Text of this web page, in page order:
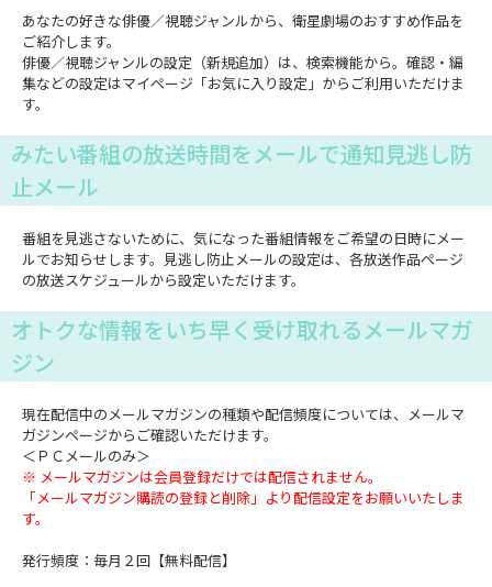
あなたの好きな俳優／視聴ジャンルから、衛星劇場のおすすめ作品を
ご紹介します。
俳優／視聴ジャンルの設定（新規追加）は、検索機能から。確認・編
集などの設定はマイページ「お気に入り設定」からご利用いただけま
す。
みたい番組の放送時間をメールで通知見逃し防
止メール
番組を見逃さないために、気になった番組情報をご希望の日時にメー
ルでお知らせします。見逃し防止メールの設定は、各放送作品ページ
の放送スケジュールから設定いただけます。
オトクな情報をいち早く受け取れるメールマガ
ジン
現在配信中のメールマガジンの種類や配信頻度については、メールマ
ガジンページからご確認いただけます。
＜ＰＣメールのみ＞
※ メールマガジンは会員登録だけでは配信されません。
「メールマガジン購読の登録と削除」より配信設定をお願いいたしま
す。
発行頻度：毎月２回【無料配信】